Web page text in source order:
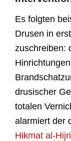
Es folgten
Drusen in
zuschreiben:
drusischer
totalen
alarmiert der
Hikmat al-Hijri